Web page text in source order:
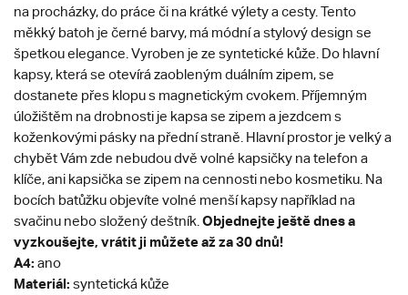
na procházky, do práce či na krátké výlety a cesty. Tento
měkký batoh je černé barvy, má módní a stylový design se
špetkou elegance. Vyroben je ze syntetické kůže. Do hlavní
kapsy, která se otevírá zaobleným duálním zipem, se
dostanete přes klopu s magnetickým cvokem. Příjemným
úložištěm na drobnosti je kapsa se zipem a jezdcem s
koženkovými pásky na přední straně. Hlavní prostor je velký a
chybět Vám zde nebudou dvě volné kapsičky na telefon a
klíče, ani kapsička se zipem na cennosti nebo kosmetiku. Na
bocích batůžku objevíte volné menší kapsy například na
svačinu nebo složený deštník. Objednejte ještě dnes a
vyzkoušejte, vrátit ji můžete až za 30 dnů!
A4: ano
Materiál: syntetická kůže